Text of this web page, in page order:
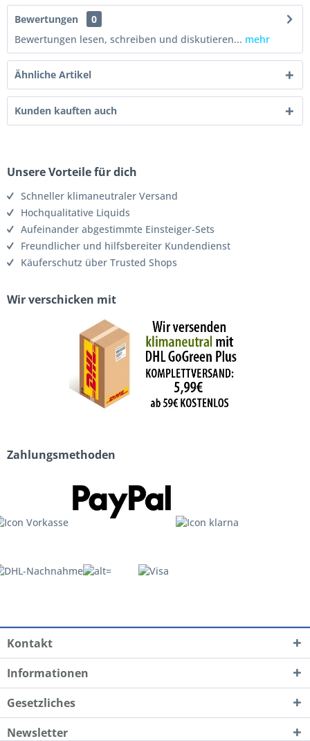
Bewertungen
0
Bewertungen lesen, schreiben und diskutieren... mehr
Ähnliche Artikel
Kunden kauften auch
Unsere Vorteile für dich
Schneller klimaneutraler Versand
Hochqualitative Liquids
Aufeinander abgestimmte Einsteiger-Sets
Freundlicher und hilfsbereiter Kundendienst
Käuferschutz über Trusted Shops
Wir verschicken mit
Zahlungsmethoden
Kontakt
Informationen
Gesetzliches
Newsletter